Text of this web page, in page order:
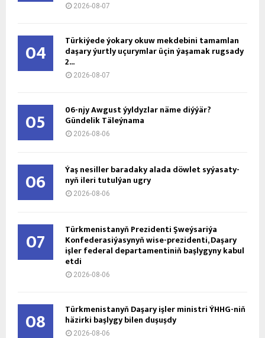
2026-08-07
04 Türkiýede ýokary okuw mekdebini tamamlan
daşary ýurtly uçurymlar üçin ýaşamak rugsady
2...
2026-08-07
05 06-njy Awgust ýyldyzlar näme diýýär?
Gündelik Täleýnama
2026-08-06
06 Ýaş ne­sil­ler ba­ra­da­ky ala­da döw­let sy­ýa­sa­ty­
nyň ile­ri tu­tul­ýan ug­ry
2026-08-06
07 Türkmenistanyň Prezidenti Şweýsariýa
Konfederasiýasynyň wise-prezidenti, Daşary
işler federal departamentiniň başlygyny kabul
etdi
2026-08-06
08 Türkmenistanyň Daşary işler ministri ÝHHG-niň
häzirki başlygy bilen duşuşdy
2026-08-06